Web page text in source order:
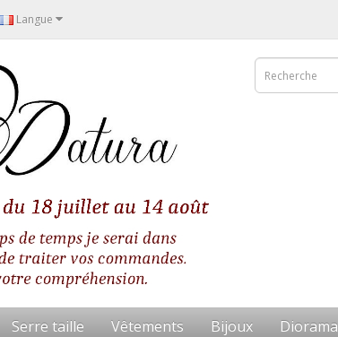
Langue
Serre taille Vêtements Bijoux Diorama